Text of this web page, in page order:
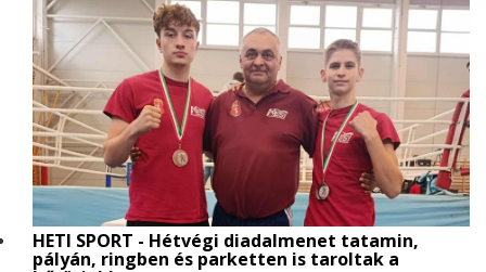
HETI SPORT - Hétvégi diadalmenet tatamin,
pályán, ringben és parketten is taroltak a